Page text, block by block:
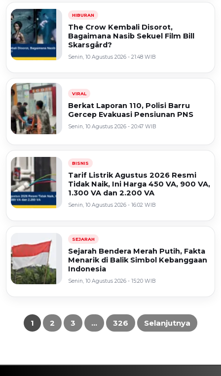
HIBURAN
The Crow Kembali Disorot,
Bagaimana Nasib Sekuel Film Bill
Skarsgård?
Senin, 10 Agustus 2026 - 21:48 WIB
VIRAL
Berkat Laporan 110, Polisi Barru
Gercep Evakuasi Pensiunan PNS
Senin, 10 Agustus 2026 - 20:47 WIB
BISNIS
Tarif Listrik Agustus 2026 Resmi
Tidak Naik, Ini Harga 450 VA, 900 VA,
1.300 VA dan 2.200 VA
Senin, 10 Agustus 2026 - 16:02 WIB
SEJARAH
Sejarah Bendera Merah Putih, Fakta
Menarik di Balik Simbol Kebanggaan
Indonesia
Senin, 10 Agustus 2026 - 15:20 WIB
Paginasi
pos
1 2 3 … 326 Selanjutnya